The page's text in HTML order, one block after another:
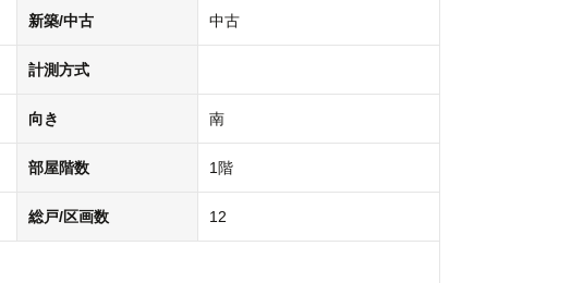
新築/中古 中古
計測方式
向き 南
部屋階数 1階
総戸/区画数 12